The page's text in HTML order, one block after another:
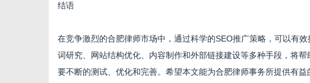
结语
在竞争激烈的合肥律师市场中，通过科学的SEO推广策略，可以有
词研究、网站结构优化、内容制作和外部链接建设等多种手段，将
要不断的测试、优化和完善。希望本文能为合肥律师事务所提供有益